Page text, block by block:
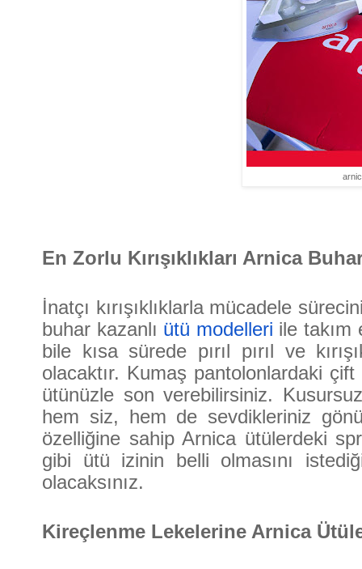
En Zorlu Kırışıklıkları Arnica
İnatçı kırışıklıklarla mücadele
buhar kazanlı ütü modelleri ile takım
bile kısa sürede pırıl pırıl ve
olacaktır. Kumaş pantolonlardaki
ütünüzle son verebilirsiniz.
hem siz, hem de sevdikleriniz
özelliğine sahip Arnica ütülerdeki
gibi ütü izinin belli olmasını
olacaksınız.
Kireçlenme Lekelerine Arnica